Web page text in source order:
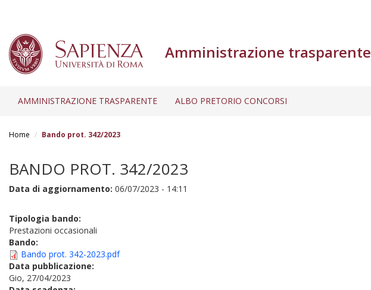
Amministrazione trasparente
AMMINISTRAZIONE TRASPARENTE ALBO PRETORIO CONCORSI
Home Bando prot. 342/2023
BANDO PROT. 342/2023
Data di aggiornamento: 06/07/2023 - 14:11
Tipologia bando:
Prestazioni occasionali
Bando:
Bando prot. 342-2023.pdf
Data pubblicazione:
Gio, 27/04/2023